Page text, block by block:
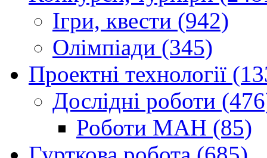
Ігри, квести (942)
Олімпіади (345)
Проектні технології
Дослідні роботи
Роботи МАН (85)